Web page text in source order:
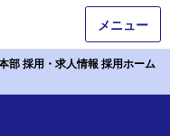
メニュー
採用・求人情報 採用ホーム